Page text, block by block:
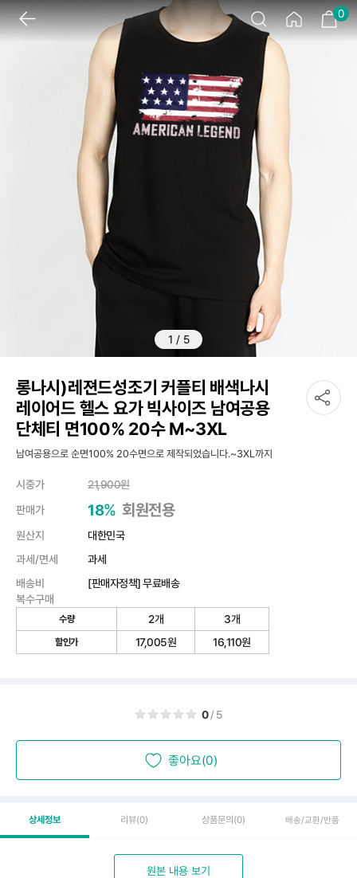
0
1 / 5
롱나시)레젼드성조기 커플티 배색나시
레이어드 헬스 요가 빅사이즈 남여공용
단체티 면100% 20수 M~3XL
남여공용으로 순면100% 20수면으로 제작되었습니다.~3XL까지
시중가 21,900원
판매가
18% 회원전용
원산지
대한민국
과세/면세
과세
배송비
[판매자정책] 무료배송
복수구매
수량 2개 3개
할인가 17,005원 16,110원
0/5
좋아요(0)
상세정보 리뷰(0) 상품문의 (0) 배송/교환/반품
원본 내용 보기